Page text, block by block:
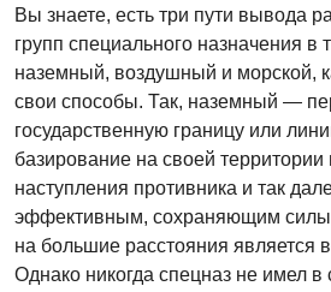
Вы знаете, есть три пути вывода
групп специального назначения в
наземный, воздушный и морской,
свои способы. Так, наземный —
государственную границу или
базирование на своей территории
наступления противника и так
эффективным, сохраняющим
на большие расстояния является
Однако никогда спецназ не имел